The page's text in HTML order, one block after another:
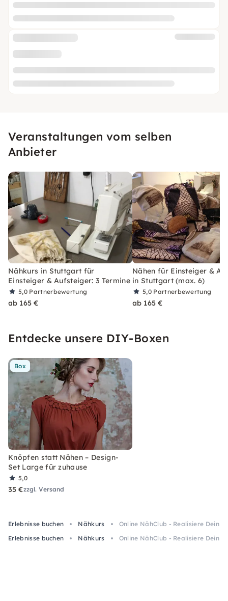
Veranstaltungen vom selben
Anbieter
Nähkurs in Stuttgart für
Einsteiger & Aufsteiger: 3 Termine
5,0 Partnerbewertung
ab 165 €
Nähen für Einsteiger &
in Stuttgart (max. 6)
5,0 Partnerbewertung
ab 165 €
Entdecke unsere DIY-Boxen
Box
Knöpfen statt Nähen – Design-
Set Large für zuhause
5,0
35 €zzgl. Versand
Erlebnisse buchen Nähkurs
Online NähClub - Realisiere Dein
Erlebnisse buchen
Nähkurs Online NähClub - Realisiere Dein